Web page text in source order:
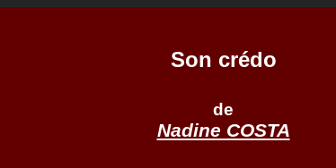
Son crédo
de
Nadine COSTA